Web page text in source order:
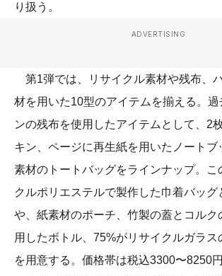
り扱う。
ADVERTISING
第1弾では、リサイクル素材や残布、
材を用いた10型のアイテムを揃える。過
ンの残布を使用したアイテムとして、2
キン、ページに再生紙を用いたノートブ
素材のトートバッグをラインナップ。こ
クルポリエステルで製作した巾着バッグ
や、紙素材のポーチ、竹製の蓋とコルク
用したボトル、75%がリサイクルガラス
を用意する。価格帯は税込3300〜8250円